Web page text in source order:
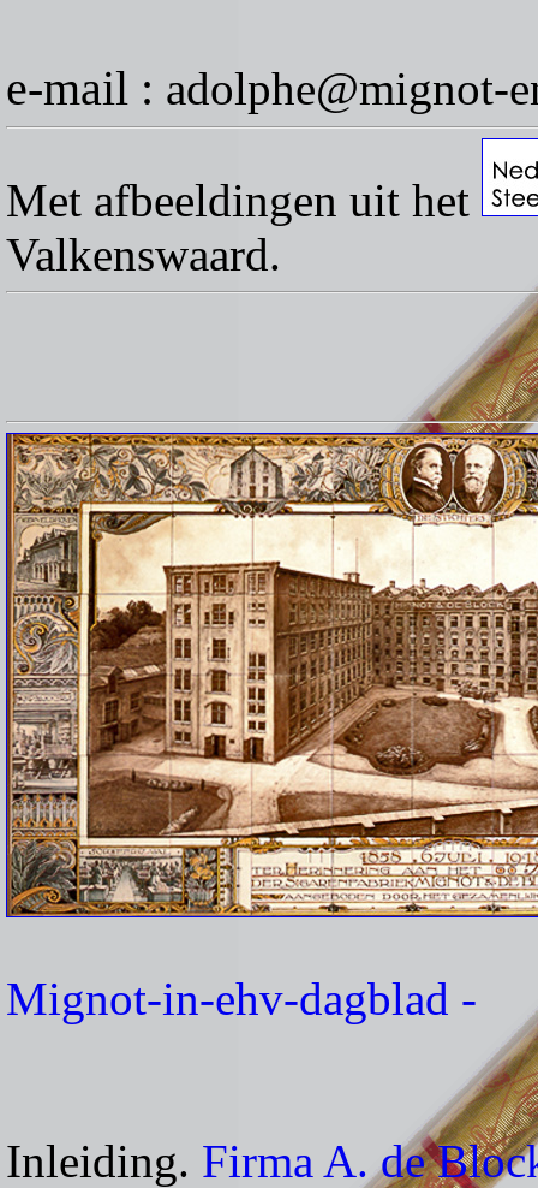
e-mail : adolphe@mignot-
Met afbeeldingen uit het
Valkenswaard.
Mignot-in-ehv-dagblad -
Inleiding. Firma A. de